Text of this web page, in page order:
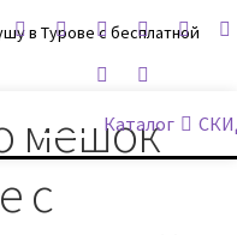
Каталог
в Турове с бесплатной
мешок
с